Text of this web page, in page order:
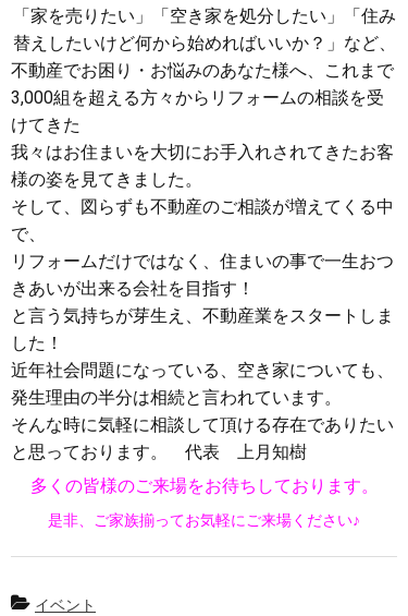
「家を売りたい」「空き家を処分したい」「住み
替えしたいけど何から始めればいいか？」など、
不動産でお困り・お悩みのあなた様へ、これまで
3,000組を超える方々からリフォームの相談を受
けてきた
我々はお住まいを大切にお手入れされてきたお客
様の姿を見てきました。
そして、図らずも不動産のご相談が増えてくる中
で、
リフォームだけではなく、住まいの事で一生おつ
きあいが出来る会社を目指す！
と言う気持ちが芽生え、不動産業をスタートしま
した！
近年社会問題になっている、空き家についても、
発生理由の半分は相続と言われています。
そんな時に気軽に相談して頂ける存在でありたい
と思っております。 代表 上月知樹
多くの皆様のご来場をお待ちしております。
是非、ご家族揃ってお気軽にご来場ください♪
イベント